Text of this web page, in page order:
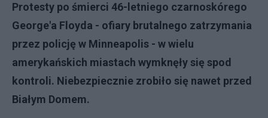
Protesty po śmierci 46-letniego czarnoskórego
George'a Floyda - ofiary brutalnego zatrzymania
przez policję w Minneapolis - w wielu
amerykańskich miastach wymknęły się spod
kontroli. Niebezpiecznie zrobiło się nawet przed
Białym Domem.